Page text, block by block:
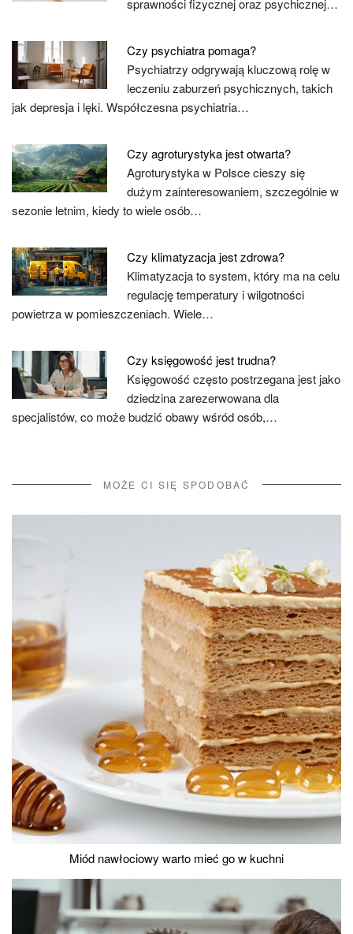
sprawności fizycznej oraz psychicznej…
Czy psychiatra pomaga?
Psychiatrzy odgrywają kluczową rolę w
leczeniu zaburzeń psychicznych, takich
jak depresja i lęki. Współczesna psychiatria…
Czy agroturystyka jest otwarta?
Agroturystyka w Polsce cieszy się
dużym zainteresowaniem, szczególnie w
sezonie letnim, kiedy to wiele osób…
Czy klimatyzacja jest zdrowa?
Klimatyzacja to system, który ma na celu
regulację temperatury i wilgotności
powietrza w pomieszczeniach. Wiele…
Czy księgowość jest trudna?
Księgowość często postrzegana jest jako
dziedzina zarezerwowana dla
specjalistów, co może budzić obawy wśród osób,…
MOŻE CI SIĘ SPODOBAĆ
Miód nawłociowy warto mieć go w kuchni